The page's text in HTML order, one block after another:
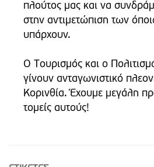
πλούτος μας και να
στην αντιμετώπιση των
υπάρχουν.
Ο Τουρισμός και ο
γίνουν ανταγωνιστικό
Κορινθία. Έχουμε μεγάλη
τομείς αυτούς!